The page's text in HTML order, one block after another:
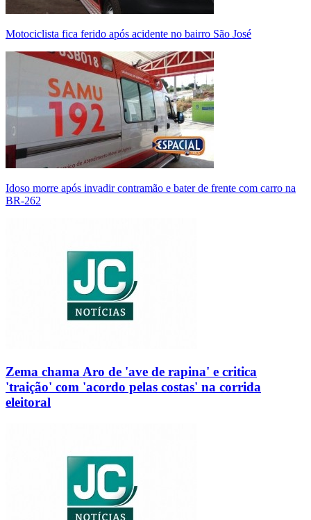
Motociclista fica ferido após acidente no bairro São José
Idoso morre após invadir contramão e bater de frente com carro na
BR-262
Zema chama Aro de 'ave de rapina' e critica
'traição' com 'acordo pelas costas' na corrida
eleitoral